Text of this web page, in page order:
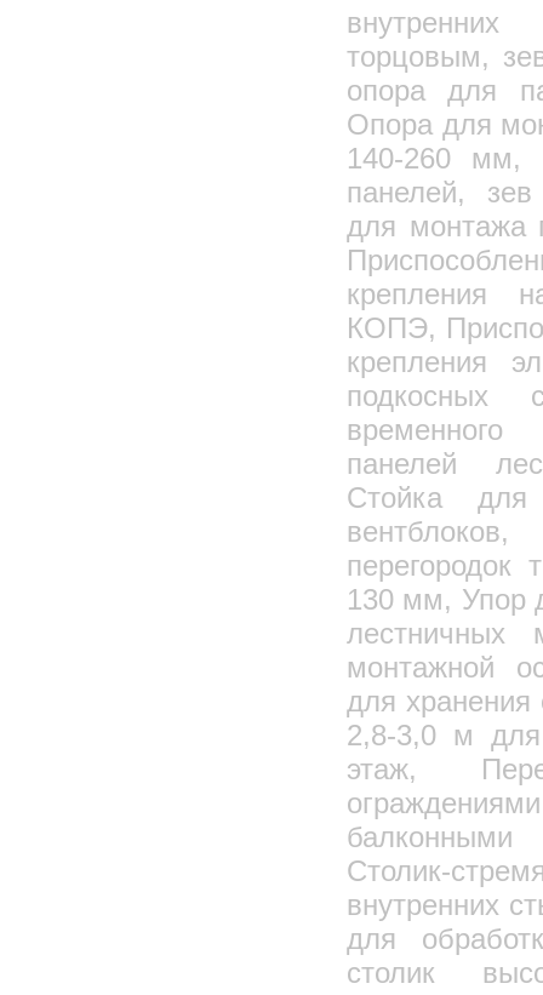
торцовым,
опора для
Опора для
140-260 мм,
панелей,
для монтажа
крепления
КОПЭ,
крепления
подкосных
панелей
Стойка для
130 мм, Упор
лестничных
монтажной
для
2,8-3,0 м
этаж,
Столик-
внутренних
для
столик